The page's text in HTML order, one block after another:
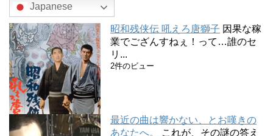
Japanese
昭和残侠伝 吼えろ唐獅子 因果な稼
業でござんすねぇ！って…誰のセ
リ...
2件のビュー
最近の曲は響かない、とお嘆きの
あなたへ。
これが、その謎の答え